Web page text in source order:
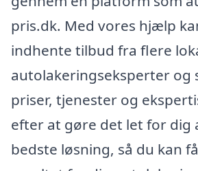
pris.dk. Med vores hjælp
indhente tilbud fra flere
autolakeringseksperter og
priser, tjenester og
efter at gøre det let for dig
bedste løsning, så du kan